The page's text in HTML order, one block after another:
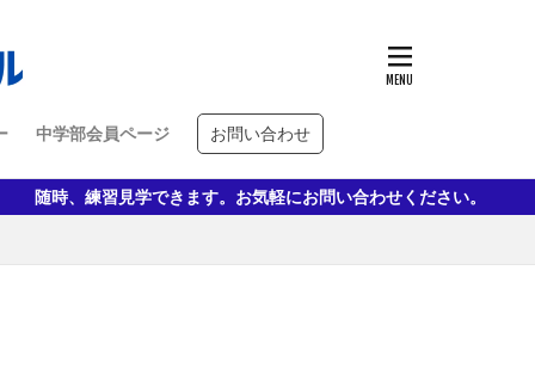
中学部会員ページ お問い合わせ
随時、練習見学できます。お気軽にお問い合わせください。